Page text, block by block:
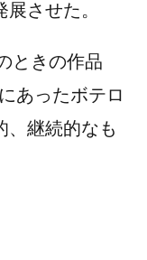
させた。
ときの作品
あったボテロ
、継続的なも